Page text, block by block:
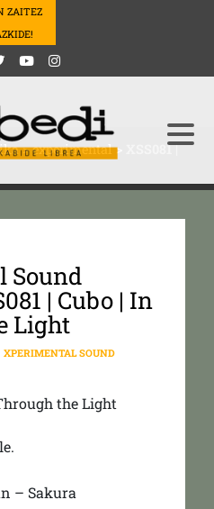
ZAITEZ
>experimental>
XSS081 |
Sound
| Cubo | In
Light
XPERIMENTAL SOUND
the Light
– Sakura